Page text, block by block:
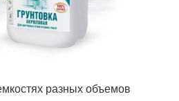
разных объемов